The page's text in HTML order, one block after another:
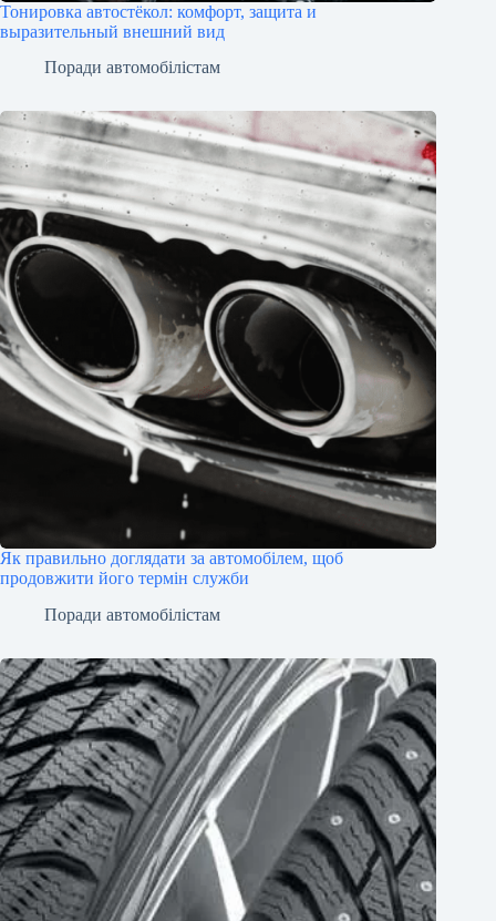
Тонировка автостёкол: комфорт, защита и
выразительный внешний вид
Поради автомобілістам
Як правильно доглядати за автомобілем, щоб
продовжити його термін служби
Поради автомобілістам